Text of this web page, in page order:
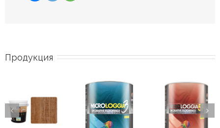
Продукция